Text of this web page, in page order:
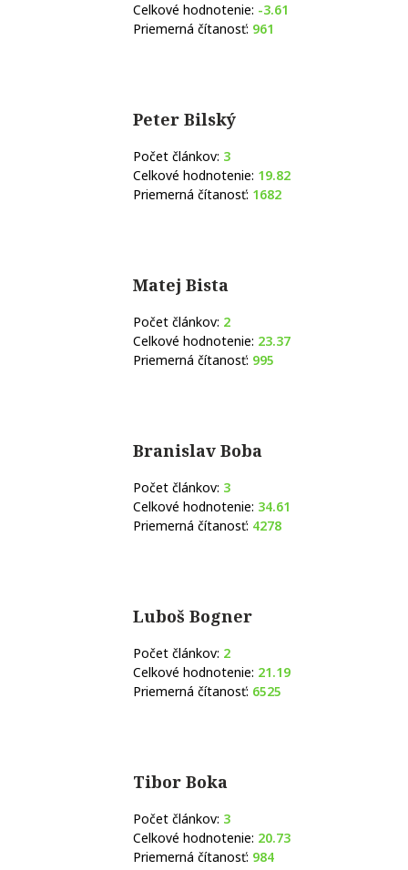
Celkové hodnotenie: -3.61
Priemerná čítanosť: 961
Peter Bilský
Počet článkov: 3
Celkové hodnotenie: 19.82
Priemerná čítanosť: 1682
Matej Bista
Počet článkov: 2
Celkové hodnotenie: 23.37
Priemerná čítanosť: 995
Branislav Boba
Počet článkov: 3
Celkové hodnotenie: 34.61
Priemerná čítanosť: 4278
Luboš Bogner
Počet článkov: 2
Celkové hodnotenie: 21.19
Priemerná čítanosť: 6525
Tibor Boka
Počet článkov: 3
Celkové hodnotenie: 20.73
Priemerná čítanosť: 984